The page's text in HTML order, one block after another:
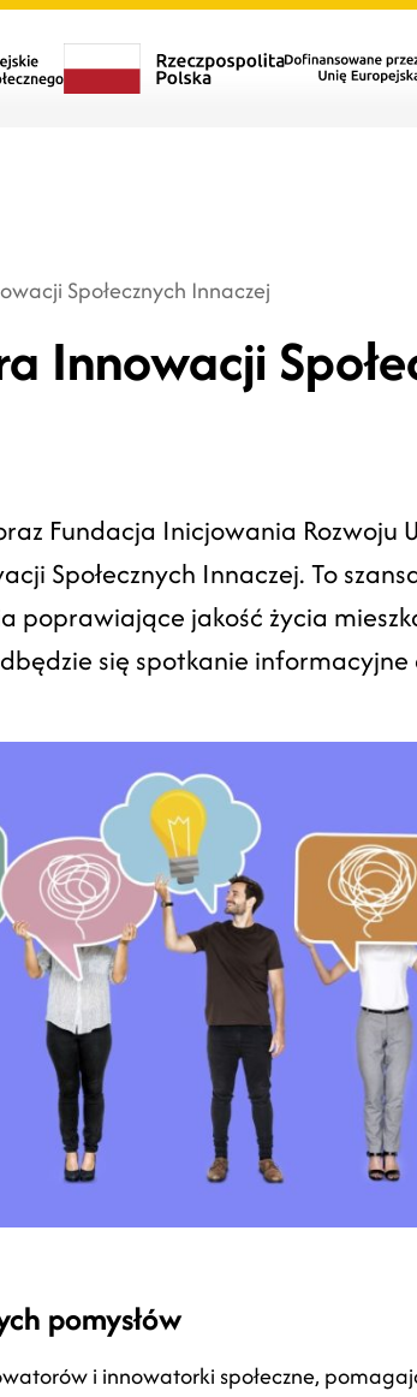
Społecznych Innaczej
Innowacji
Fundacja Inicjowania Rozwoju
Społecznych Innaczej. To
jakość życia
się spotkanie informacyjne
pomysłów
i innowatorki społeczne,